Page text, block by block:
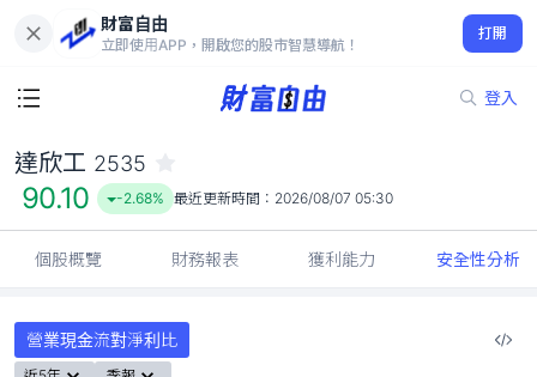
財富自由
立即使用APP，開啟您的股市智慧導航！
打開
登入
90.10
-2.68%
達欣工 2535
90.10 -2.68% 最近更新時間： 2026/08/07 05:30
個股概覽 財務報表 獲利能力 安全性分析
營業現金流對淨利比